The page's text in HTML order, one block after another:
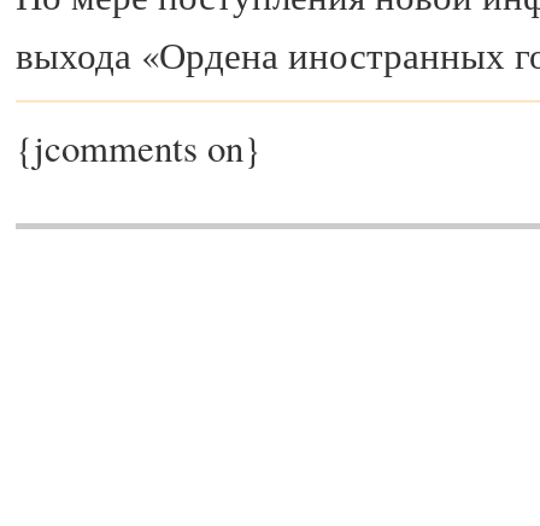
выхода «Ордена иностранных
{jcomments on}